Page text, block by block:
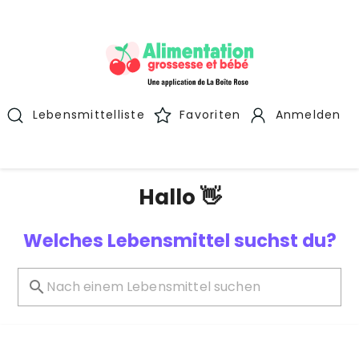
Lebensmittelliste Favoriten Anmelden
Hallo 👋
Welches Lebensmittel suchst du?